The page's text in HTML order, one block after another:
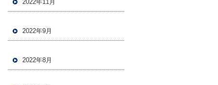
2022年11月
2022年9月
2022年8月